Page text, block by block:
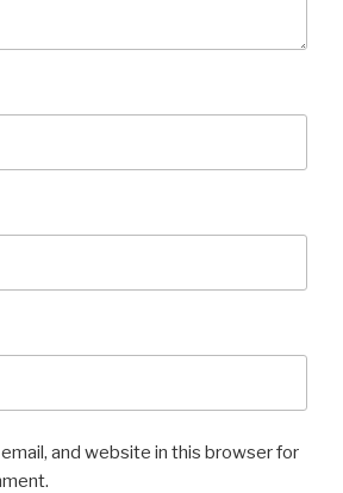
and website in this browser for